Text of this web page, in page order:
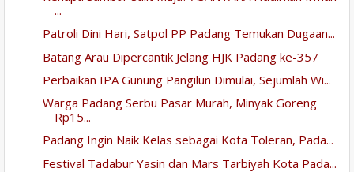
...
Patroli Dini Hari, Satpol PP Padang Temukan Dugaan...
Batang Arau Dipercantik Jelang HJK Padang ke-357
Perbaikan IPA Gunung Pangilun Dimulai, Sejumlah Wi...
Warga Padang Serbu Pasar Murah, Minyak Goreng
Rp15...
Padang Ingin Naik Kelas sebagai Kota Toleran, Pada...
Festival Tadabur Yasin dan Mars Tarbiyah Kota Pada...